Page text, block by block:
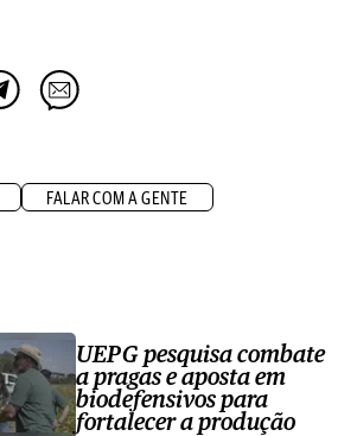
FALAR COM A GENTE
UEPG pesquisa combate
a pragas e aposta em
biodefensivos para
fortalecer a produção